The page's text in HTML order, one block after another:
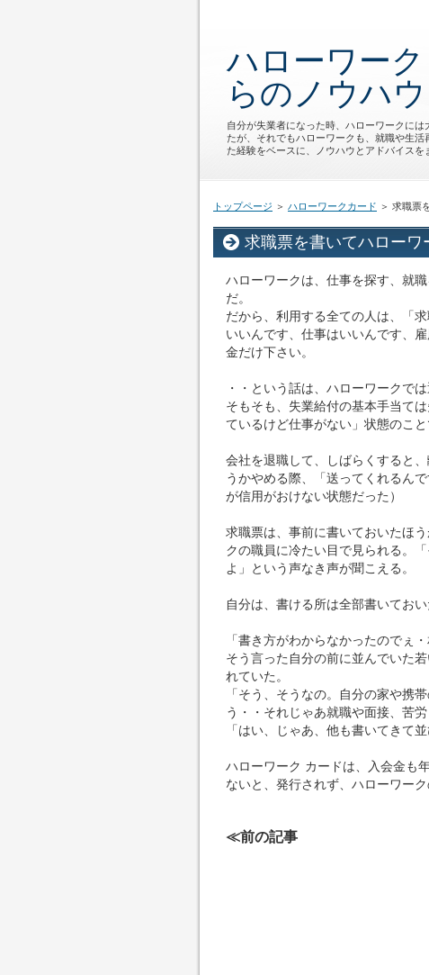
ハローワー
らのノウハ
自分が失業者になった時、ハローワークに
たが、それでもハローワークも、就職や生
た経験をベースに、ノウハウとアドバイスを
トップページ ＞ ハローワークカード ＞ 求職票
求職票を書いてハローワ
ハローワークは、仕事を探す、就
だ。
だから、利用する全ての人は、「
いいんです、仕事はいいんです、
金だけ下さい。
・・という話は、ハローワークでは
そもそも、失業給付の基本手当て
ているけど仕事がない」状態のこと
会社を退職して、しばらくすると
うかやめる際、「送ってくれるん
が信用がおけない状態だった）
求職票は、事前に書いておいたほ
クの職員に冷たい目で見られる。
よ」という声なき声が聞こえる。
自分は、書ける所は全部書いておい
「書き方がわからなかったのでぇ
そう言った自分の前に並んでいた
れていた。
「そう、そうなの。自分の家や携
う・・それじゃあ就職や面接、苦
「はい、じゃあ、他も書いてきて並
ハローワーク カードは、入会金も
ないと、発行されず、ハローワー
≪前の記事